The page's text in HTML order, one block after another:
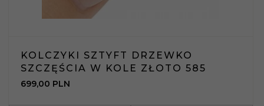
KOLCZYKI SZTYFT DRZEWKO
SZCZĘŚCIA W KOLE ZŁOTO 585
699,00 PLN